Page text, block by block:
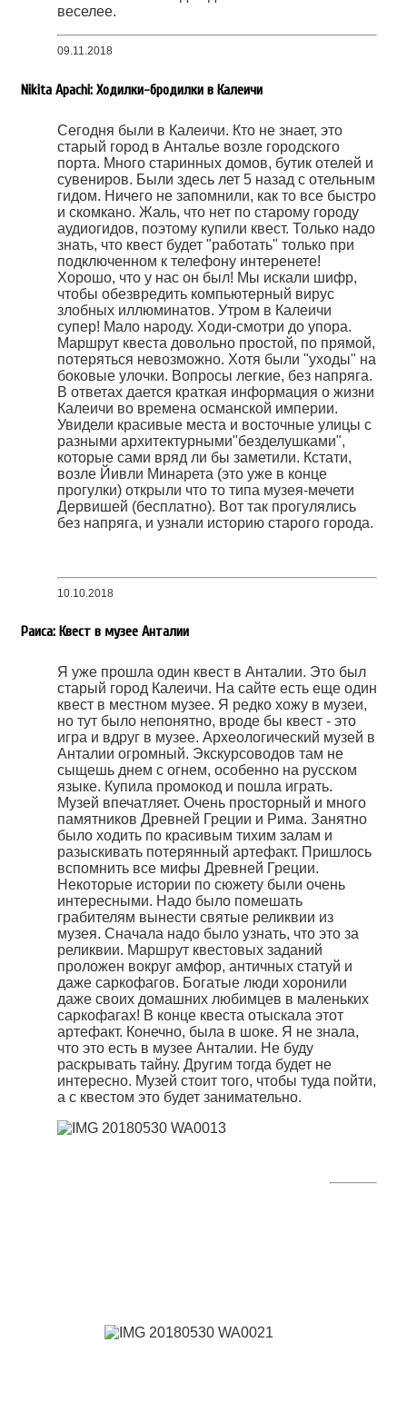
веселее.
09.11.2018
Nikita Apachi: Ходилки-бродилки в Калеичи
Сегодня были в Калеичи. Кто не знает, это
старый город в Анталье возле городского
порта. Много старинных домов, бутик отелей и
сувениров. Были здесь лет 5 назад с отельным
гидом. Ничего не запомнили, как то все быстро
и скомкано. Жаль, что нет по старому городу
аудиогидов, поэтому купили квест. Только надо
знать, что квест будет "работать" только при
подключенном к телефону интеренете!
Хорошо, что у нас он был! Мы искали шифр,
чтобы обезвредить компьютерный вирус
злобных иллюминатов. Утром в Калеичи
супер! Мало народу. Ходи-смотри до упора.
Маршрут квеста довольно простой, по прямой,
потеряться невозможно. Хотя были "уходы" на
боковые улочки. Вопросы легкие, без напряга.
В ответах дается краткая информация о жизни
Калеичи во времена османской империи.
Увидели красивые места и восточные улицы с
разными архитектурными"безделушками",
которые сами вряд ли бы заметили. Кстати,
возле Йивли Минарета (это уже в конце
прогулки) открыли что то типа музея-мечети
Дервишей (бесплатно). Вот так прогулялись
без напряга, и узнали историю старого города.
10.10.2018
Раиса: Квест в музее Анталии
Я уже прошла один квест в Анталии. Это был
старый город Калеичи. На сайте есть еще один
квест в местном музее. Я редко хожу в музеи,
но тут было непонятно, вроде бы квест - это
игра и вдруг в музее. Археологический музей в
Анталии огромный. Экскурсоводов там не
сыщешь днем с огнем, особенно на русском
языке. Купила промокод и пошла играть.
Музей впечатляет. Очень просторный и много
памятников Древней Греции и Рима. Занятно
было ходить по красивым тихим залам и
разыскивать потерянный артефакт. Пришлось
вспомнить все мифы Древней Греции.
Некоторые истории по сюжету были очень
интересными. Надо было помешать
грабителям вынести святые реликвии из
музея. Сначала надо было узнать, что это за
реликвии. Маршрут квестовых заданий
проложен вокруг амфор, античных статуй и
даже саркофагов. Богатые люди хоронили
даже своих домашних любимцев в маленьких
саркофагах! В конце квеста отыскала этот
артефакт. Конечно, была в шоке. Я не знала,
что это есть в музее Анталии. Не буду
раскрывать тайну. Другим тогда будет не
интересно. Музей стоит того, чтобы туда пойти,
а с квестом это будет занимательно.